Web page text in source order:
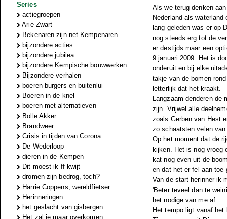
Series
actiegroepen
Arie Zwart
Bekenaren zijn net Kempenaren
bijzondere acties
bijzondere jubilea
bijzondere Kempische bouwwerken
Bijzondere verhalen
boeren burgers en buitenlui
Boeren in de knel
boeren met alternatieven
Bolle Akker
Brandweer
Crisis in tijden van Corona
De Wederloop
dieren in de Kempen
Dit moest ik ff kwijt
dromen zijn bedrog, toch?
Harrie Coppens, wereldfietser
Herinneringen
het geslacht van gisbergen
Het zal je maar overkomen
Als we terug denken
Nederland als
lang geleden was er op
nog steeds erg tot de
er destijds maar een
9 januari 2009. Het is
onderuit en bij elke
takje van de bomen
letterlijk dat het kraakt.
Langzaam denderen de
zijn. Vrijwel alle
zoals Gerben van Hest
zo schaatsten velen
Op het moment dat de
kijken. Het is nog vroeg
kat nog even uit de
en dat het er fel aan toe
Van de start herinner ik
'Beter teveel dan te
het nodige van me af.
Het tempo ligt vanaf